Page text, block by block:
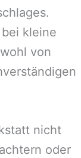
kleine
von
nicht
oder